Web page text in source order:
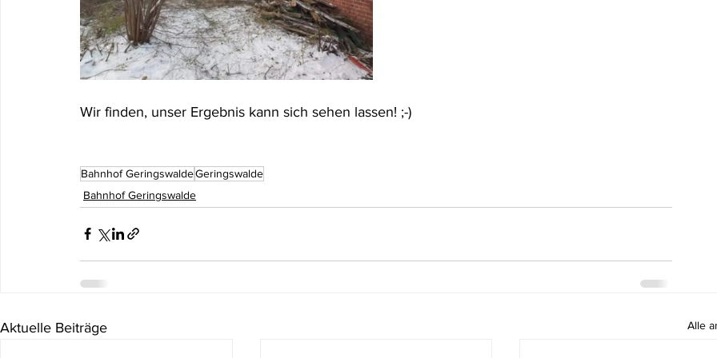
Wir finden, unser Ergebnis kann sich sehen lassen! ;-)
Bahnhof GeringswaldeGeringswalde
Bahnhof Geringswalde
Aktuelle Beiträge Alle